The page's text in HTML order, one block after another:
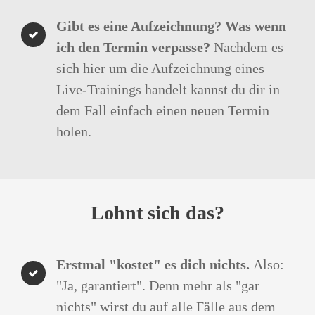
Gibt es eine Aufzeichnung? Was wenn
ich den Termin verpasse?Nachdem es
sich hier um die Aufzeichnung eines
Live-Trainings handelt kannst du dir in
dem Fall einfach einen neuen Termin
holen.
Lohnt sich das?
Erstmal "kostet" es dich nichts. Also:
"Ja, garantiert". Denn mehr als "gar
nichts" wirst du auf alle Fälle aus dem